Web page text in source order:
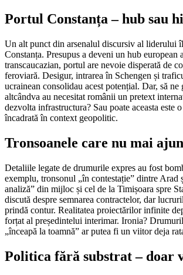
Portul Constanța – hub sau
Un alt punct din arsenalul discursiv al liderului
Constanța. Presupus a deveni un hub european
transcaucazian, portul are nevoie disperată de
feroviară. Desigur, intrarea în Schengen și
ucrainean consolidau acest potențial. Dar, să
altcândva au necesitat românii un pretext
dezvolta infrastructura? Sau poate aceasta este
încadrată în context geopolitic.
Tronsoanele care nu mai
Detaliile legate de drumurile expres au fost
exemplu, tronsonul „în contestație” dintre Arad
analiză” din mijloc și cel de la Timișoara spre
discută despre semnarea contractelor, dar
prindă contur. Realitatea proiectărilor infinite
forțat al președintelui interimar. Ironia?
„înceapă la toamnă” ar putea fi un viitor deja
Politica fără substrat – doar